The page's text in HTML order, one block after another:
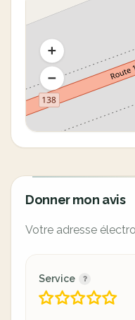
Donner mon avis
Votre adresse
Service